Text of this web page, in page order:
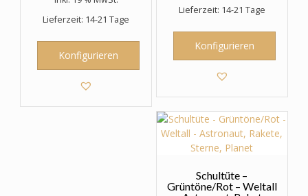
Lieferzeit: 14-21 Tage
Konfigurieren
Lieferzeit: 14-21 Tage
Konfigurieren
Schultüte –
Grüntöne/Rot – Weltall